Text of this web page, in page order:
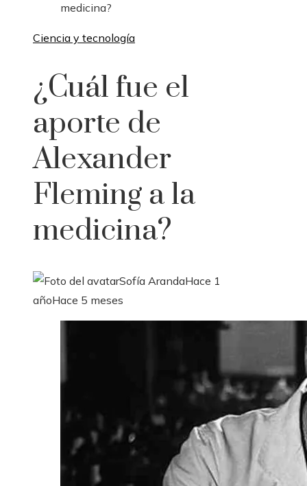
medicina?
Ciencia y tecnología
¿Cuál fue el
aporte de
Alexander
Fleming a la
medicina?
Sofía ArandaHace 1
añoHace 5 meses